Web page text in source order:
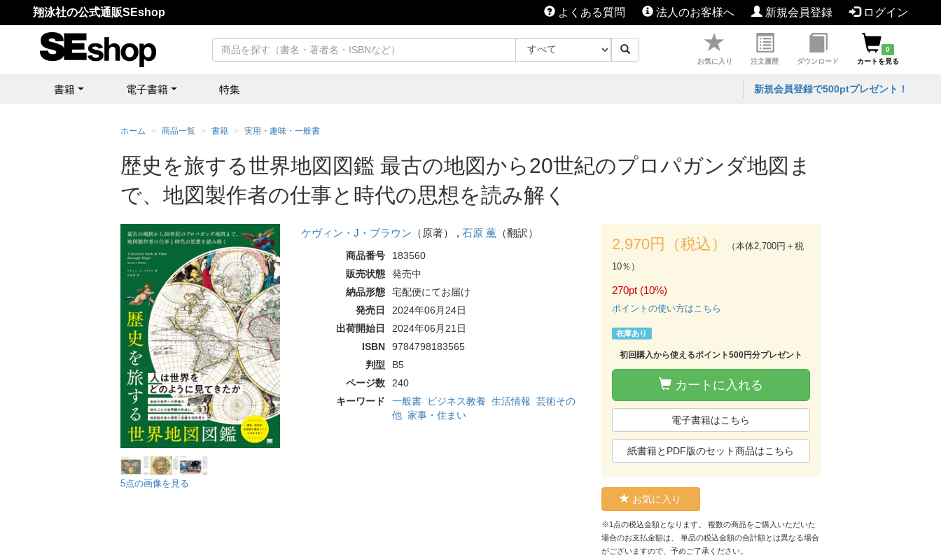
翔泳社の公式通販SEshop よくある質問 法人のお客様へ 新規会員登録 ログイン
お気に入り 注文履歴 ダウンロード
0
カートを見る
書籍 電子書籍 特集 新規会員登録で500ptプレゼント！
ホーム 商品一覧 書籍 実用・趣味・一般書
歴史を旅する世界地図図鑑 最古の地図から20世紀のプロパガンダ地図ま
で、地図製作者の仕事と時代の思想を読み解く
5点の画像を見る
ケヴィン・J・ブラウン （原著） , 石原 薫（翻訳）
商品番号
183560
販売状態
発売中
納品形態
宅配便にてお届け
発売日
2024年06月24日
出荷開始日
2024年06月21日
ISBN
9784798183565
判型
B5
ページ数
240
キーワード
一般書 ビジネス教養 生活情報 芸術その
他 家事・住まい
2,970円（税込）
（本体2,700円＋税
10％）
270pt (10%)
ポイントの使い方はこちら
在庫あり
初回購入から使えるポイント500円分プレゼント
カートに入れる
電子書籍はこちら
紙書籍とPDF版のセット商品はこちら
お気に入り
※1点の税込金額となります。 複数の商品をご購入いただいた
場合のお支払金額は、 単品の税込金額の合計額とは異なる場合
がございますので、予めご了承ください。